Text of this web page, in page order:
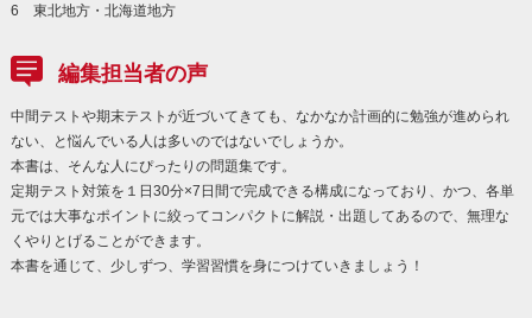
6 東北地方・北海道地方
編集担当者の声
中間テストや期末テストが近づいてきても、なかなか計画的に勉強が進められ
ない、と悩んでいる人は多いのではないでしょうか。
本書は、そんな人にぴったりの問題集です。
定期テスト対策を１日30分×7日間で完成できる構成になっており、かつ、各単
元では大事なポイントに絞ってコンパクトに解説・出題してあるので、無理な
くやりとげることができます。
本書を通じて、少しずつ、学習習慣を身につけていきましょう！